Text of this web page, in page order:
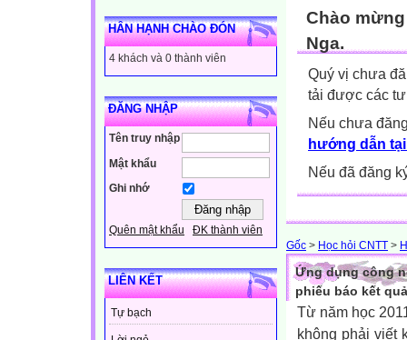
HÂN HẠNH CHÀO ĐÓN
4 khách và 0 thành viên
ĐĂNG NHẬP
Tên truy nhập
Mật khẩu
Ghi nhớ
Quên mật khẩu ĐK thành viên
LIÊN KẾT
Tự bạch
Chào
Nga.
Quý vị chưa
tải được các
Nếu chưa
hướng dẫn
Nếu đã đăng
Gốc > Học hỏi CNTT >
Ứng dụng công
phiếu báo kết
Từ năm học
không phải viết